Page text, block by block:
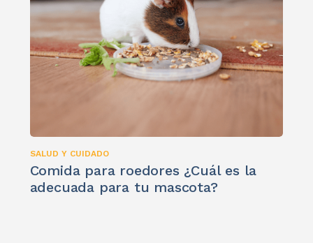
SALUD Y CUIDADO
Comida para roedores ¿Cuál es la
adecuada para tu mascota?